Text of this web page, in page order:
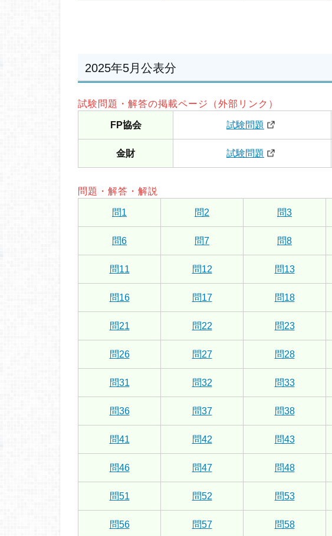
2025年5月公表分
試験問題・解答の掲載ページ（外部リンク）
FP協会 試験問題
金財 試験問題
問題・解答・解説
問1 問2 問3
問6 問7 問8
問11 問12 問13
問16 問17 問18
問21 問22 問23
問26 問27 問28
問31 問32 問33
問36 問37 問38
問41 問42 問43
問46 問47 問48
問51 問52 問53
問56 問57 問58